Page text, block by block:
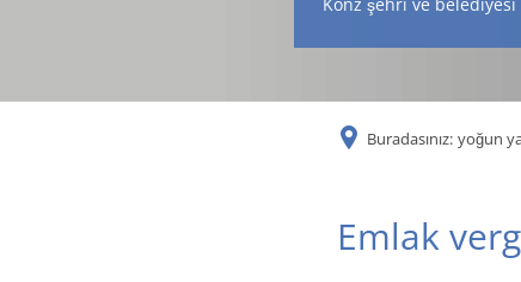
Buradasınız: yoğun
Emlak